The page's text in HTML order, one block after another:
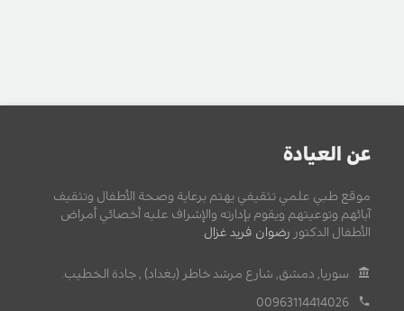
عن العيادة
موقع طبي علمي تثقيفي يهتم برعاية وصحة الأطفال وتثقيف
آبائهم وتوعيتهم ويقوم بإدارته والإشراف عليه أخصائي أمراض
الأطفال الدكتور رضوان فريد غزال
سوريا, دمشق, شارع مرشد خاطر (بغداد) , جادة الخطيب.
00963114414026